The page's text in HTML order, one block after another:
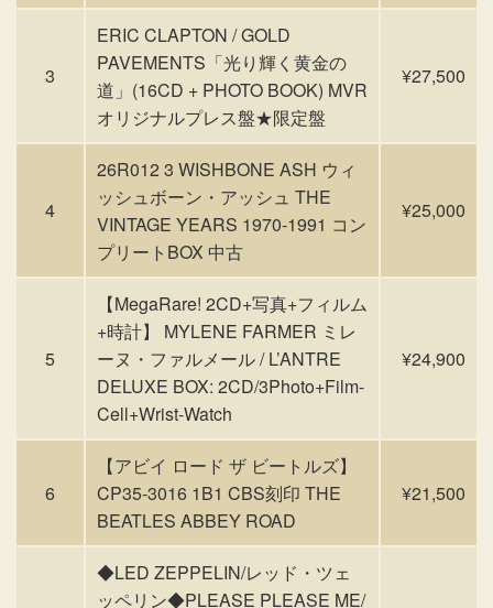
3
ERIC CLAPTON / GOLD
PAVEMENTS「光り輝く黄金の
道」(16CD + PHOTO BOOK) MVR
オリジナルプレス盤★限定盤
¥27,500
4
26R012 3 WISHBONE ASH ウィ
ッシュボーン・アッシュ THE
VINTAGE YEARS 1970-1991 コン
プリートBOX 中古
¥25,000
5
【MegaRare! 2CD+写真+フィルム
+時計】 MYLENE FARMER ミレ
ーヌ・ファルメール / L’ANTRE
DELUXE BOX: 2CD/3Photo+Film-
Cell+Wrist-Watch
¥24,900
6
【アビイ ロード ザ ビートルズ】
CP35-3016 1B1 CBS刻印 THE
BEATLES ABBEY ROAD
¥21,500
◆LED ZEPPELIN/レッド・ツェ
ッペリン◆PLEASE PLEASE ME/